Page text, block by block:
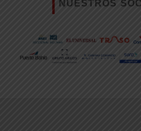
NUESTROS